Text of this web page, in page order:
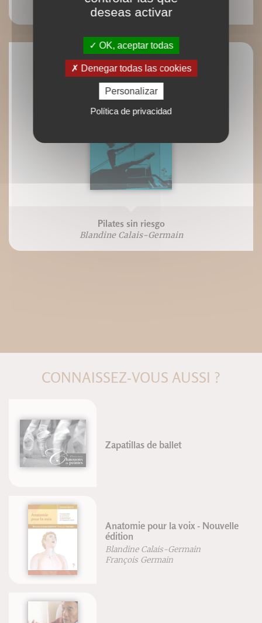
Blandine Calais-Germain
Pilates sin riesgo
Blandine Calais-Germain
CONNAISSEZ-VOUS AUSSI ?
Zapatillas de ballet
Anatomie pour la voix - Nouvelle
édition
Blandine Calais-Germain
François Germain
deseas activar
OK, aceptar todas
Denegar todas las cookies
Personalizar
Política de privacidad